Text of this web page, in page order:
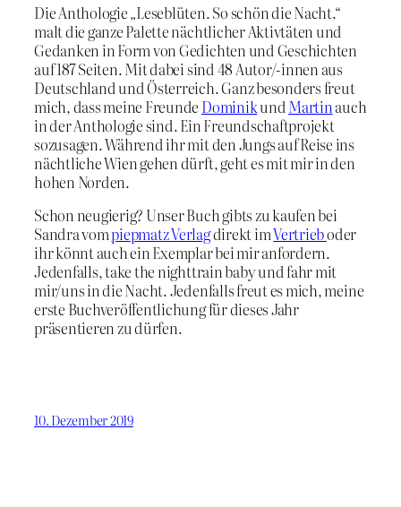
Die Anthologie „Leseblüten. So schön die Nacht.“
malt die ganze Palette nächtlicher Aktivtäten und
Gedanken in Form von Gedichten und Geschichten
auf 187 Seiten. Mit dabei sind 48 Autor/-innen aus
Deutschland und Österreich. Ganz besonders freut
mich, dass meine Freunde Dominikund Martinauch
in der Anthologie sind. Ein Freundschaftprojekt
sozusagen. Während ihr mit den Jungs auf Reise ins
nächtliche Wien gehen dürft, geht es mit mir in den
hohen Norden.
Schon neugierig? Unser Buch gibts zu kaufen bei
Sandra vompiepmatz Verlagdirekt imVertrieboder
ihr könnt auch ein Exemplar bei mir anfordern.
Jedenfalls, take the nighttrain baby und fahr mit
mir/uns in die Nacht. Jedenfalls freut es mich, meine
erste Buchveröffentlichung für dieses Jahr
präsentieren zu dürfen.
10. Dezember 2019